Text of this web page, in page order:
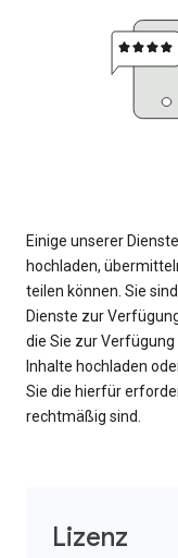
Einige unserer
hochladen,
teilen können. Sie
Dienste zur
die Sie zur
Inhalte hochladen
Sie die hierfür
rechtmäßig sind.
Lizenz